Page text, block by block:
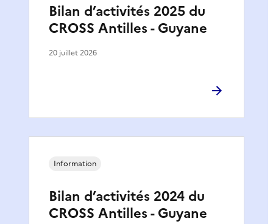
Bilan d’activités 2025 du
CROSS Antilles - Guyane
20 juillet 2026
Bilan d’activités 2024 du
CROSS Antilles - Guyane
Information